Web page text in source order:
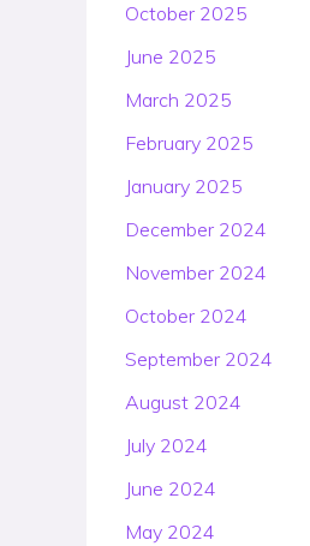
October 2025
June 2025
March 2025
February 2025
January 2025
December 2024
November 2024
October 2024
September 2024
August 2024
July 2024
June 2024
May 2024